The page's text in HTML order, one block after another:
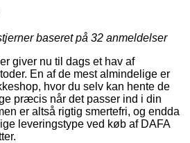
baseret på 32 anmeldelser
giver nu til dags et hav af
En af de mest almindelige er
hvor du selv kan hente de
præcis når det passer ind i din
er altså rigtig smertefri, og endda
leveringstype ved køb af DAFA